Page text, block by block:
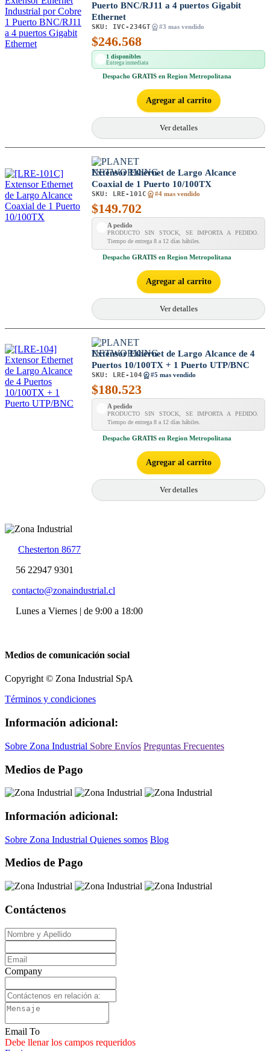
Puerto BNC/RJ11 a 4 puertos Gigabit
Ethernet
SKU: IVC-234GT #3 mas vendido
$246.568
1 disponibles
Entrega inmediata
Despacho GRATIS en Region Metropolitana
Agregar al carrito
Ver detalles
Extensor Ethernet de Largo Alcance
Coaxial de 1 Puerto 10/100TX
SKU: LRE-101C #4 mas vendido
$149.702
A pedido
PRODUCTO SIN STOCK, SE IMPORTA A PEDIDO.
Tiempo de entrega 8 a 12 días hábiles.
Despacho GRATIS en Region Metropolitana
Agregar al carrito
Ver detalles
Extensor Ethernet de Largo Alcance de 4
Puertos 10/100TX + 1 Puerto UTP/BNC
SKU: LRE-104 #5 mas vendido
$180.523
A pedido
PRODUCTO SIN STOCK, SE IMPORTA A PEDIDO.
Tiempo de entrega 8 a 12 días hábiles.
Despacho GRATIS en Region Metropolitana
Agregar al carrito
Ver detalles
Chesterton 8677
56 22947 9301
contacto@zonaindustrial.cl
Lunes a Viernes | de 9:00 a 18:00
Medios de comunicación social
Copyright © Zona Industrial SpA
Términos y condiciones
Información adicional:
Sobre Zona Industrial Sobre Envíos Preguntas Frecuentes
Medios de Pago
Información adicional:
Sobre Zona Industrial Quienes somos Blog
Medios de Pago
Contáctenos
Company
Email To
Debe llenar los campos requeridos